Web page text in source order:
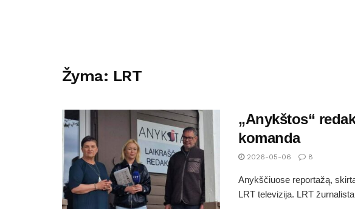
Žyma: LRT
„Anykštos“
komanda
2026-05-06 8
Anykščiuose reportažą,
LRT televizija. LRT